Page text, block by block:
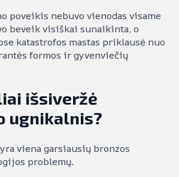
poveikis nebuvo vienodas visame
beveik visiškai sunaikinta, o
katastrofos mastas priklausė nuo
formos ir gyvenviečių
išsiveržė
ugnikalnis?
viena garsiausių bronzos
problemų.